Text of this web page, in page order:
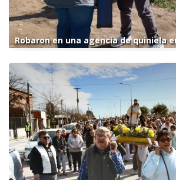
Robaron en una agencia de quiniela